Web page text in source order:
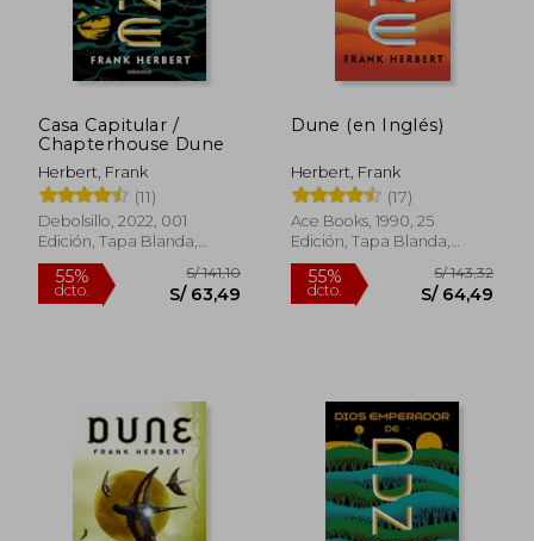
Casa Capitular /
Chapterhouse Dune
Herbert, Frank
(11)
Debolsillo, 2022, 001
Edición, Tapa Blanda,
Nuevo
Dune (en Inglés)
Herbert, Frank
(17)
Ace Books, 1990, 25
Edición, Tapa Blanda,
Nuevo